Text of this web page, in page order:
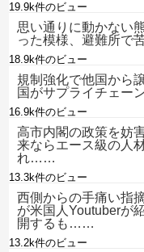
19.9k件のビュー
思い通りに動かない
った模様、避難所で
18.9k件のビュー
規制強化で他国から
国がサプライチェー
16.9k件のビュー
高市内閣の政策を妨
来ならエース級の人
れ……
13.3k件のビュー
西側からの手痛い指
が米国人Youtuberが
開するも……
13.2k件のビュー